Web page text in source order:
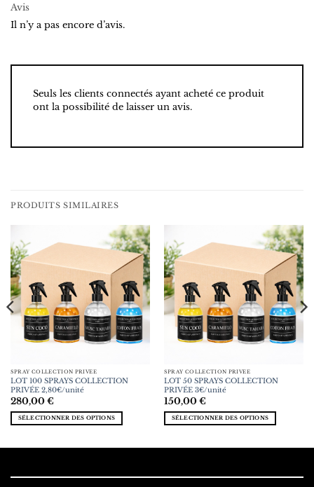
Avis
Il n’y a pas encore d’avis.
Seuls les clients connectés ayant acheté ce produit
ont la possibilité de laisser un avis.
PRODUITS SIMILAIRES
SPRAY COLLECTION PRIVÉE
LOT 100 SPRAYS COLLECTION
PRIVÉE 2,80€/unité
280,00€
SÉLECTIONNER DES OPTIONS
SPRAY COLLECTION PRIVÉE
LOT 50 SPRAYS COLLECTION
PRIVÉE 3€/unité
150,00€
SÉLECTIONNER DES OPTIONS